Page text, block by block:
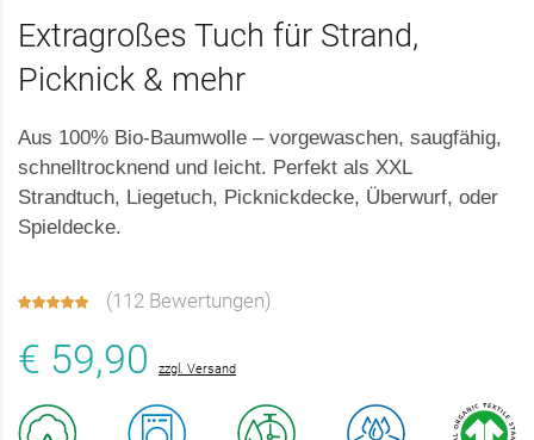
Extragroßes Tuch für Strand,
Picknick & mehr
Aus 100% Bio-Baumwolle – vorgewaschen, saugfähig,
schnelltrocknend und leicht. Perfekt als XXL
Strandtuch, Liegetuch, Picknickdecke, Überwurf, oder
Spieldecke.
(112 Bewertungen)
€ 59,90 zzgl. Versand